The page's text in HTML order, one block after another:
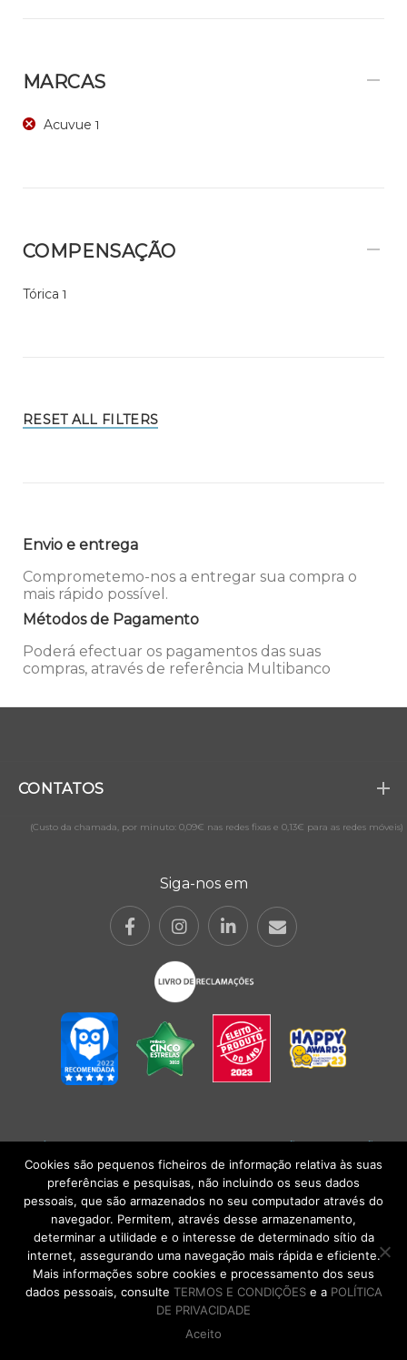
MARCAS
Acuvue 1
COMPENSAÇÃO
Tórica 1
RESET ALL FILTERS
Envio e entrega
Comprometemo-nos a entregar sua compra o
mais rápido possível.
Métodos de Pagamento
Poderá efectuar os pagamentos das suas
compras, através de referência Multibanco
CONTATOS
(Custo da chamada, por minuto: 0,09€ nas redes fixas e 0,13€ para as redes móveis)
Siga-nos em
POLÍTICA DE PRIVACIDADE|TERMOS E CONDIÇÕESlCONDIÇÕES
GERAIS DE VENDA| Alberto Oculista, SA 2026. Todos os direitos reservados.
DE VOLTA AO TOPO
Cookies são pequenos ficheiros de informação relativa às suas
preferências e pesquisas, não incluindo os seus dados
pessoais, que são armazenados no seu computador através do
navegador. Permitem, através desse armazenamento,
determinar a utilidade e o interesse de determinado sítio da
internet, assegurando uma navegação mais rápida e eficiente.
Mais informações sobre cookies e processamento dos seus
dados pessoais, consulte TERMOS E CONDIÇÕESe a POLÍTICA
DE PRIVACIDADE
Aceito